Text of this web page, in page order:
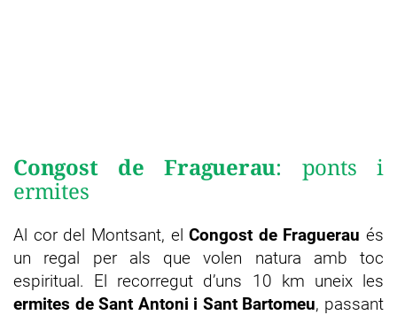
Congost de Fraguerau: ponts i
ermites
Al cor del Montsant, elCongost de Fraguerau és
un regal per als que volen natura amb toc
espiritual. El recorregut d’uns 10 km uneix les
ermites de Sant Antoni i Sant Bartomeu, passant